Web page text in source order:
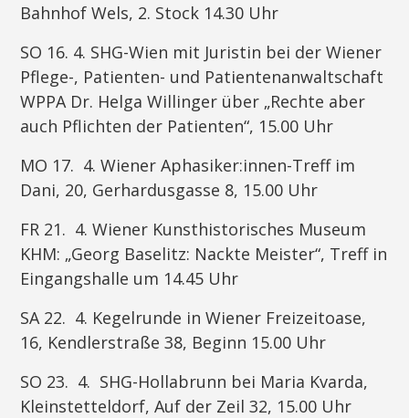
Bahnhof Wels, 2. Stock 14.30 Uhr
SO 16. 4. SHG-Wien mit Juristin bei der Wiener
Pflege-, Patienten- und Patientenanwaltschaft
WPPA Dr. Helga Willinger über „Rechte aber
auch Pflichten der Patienten“, 15.00 Uhr
MO 17. 4. Wiener Aphasiker:innen-Treff im
Dani, 20, Gerhardusgasse 8, 15.00 Uhr
FR 21. 4. Wiener Kunsthistorisches Museum
KHM: „Georg Baselitz: Nackte Meister“, Treff in
Eingangshalle um 14.45 Uhr
SA 22. 4. Kegelrunde in Wiener Freizeitoase,
16, Kendlerstraße 38, Beginn 15.00 Uhr
SO 23. 4. SHG-Hollabrunn bei Maria Kvarda,
Kleinstetteldorf, Auf der Zeil 32, 15.00 Uhr